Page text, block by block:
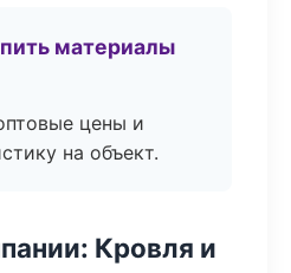
материалы
цены и
на объект.
Кровля и